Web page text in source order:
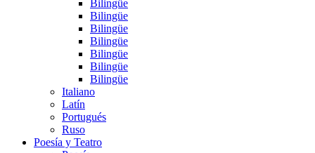
Bilingüe
Bilingüe
Bilingüe
Bilingüe
Bilingüe
Bilingüe
Bilingüe
Italiano
Latín
Portugués
Ruso
Poesía y Teatro